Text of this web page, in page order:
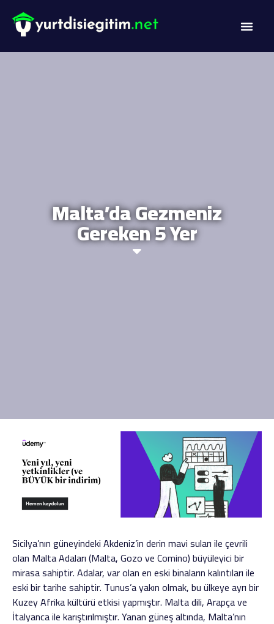
Malta’da Gezmeniz
Gereken 5 Yer
Sicilya’nın güneyindeki Akdeniz’in derin mavi suları ile çevrili
olan Malta Adaları (Malta, Gozo ve Comino) büyüleyici bir
mirasa sahiptir. Adalar, var olan en eski binaların kalıntıları ile
eski bir tarihe sahiptir. Tunus’a yakın olmak, bu ülkeye ayrı bir
Kuzey Afrika kültürü etkisi yapmıştır. Malta dili, Arapça ve
İtalyanca ile karıştırılmıştır. Yanan güneş altında, Malta’nın